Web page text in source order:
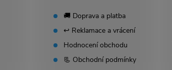
🚚 Doprava a platba
↩️ Reklamace a vrácení
Hodnocení obchodu
📃 Obchodní podmínky